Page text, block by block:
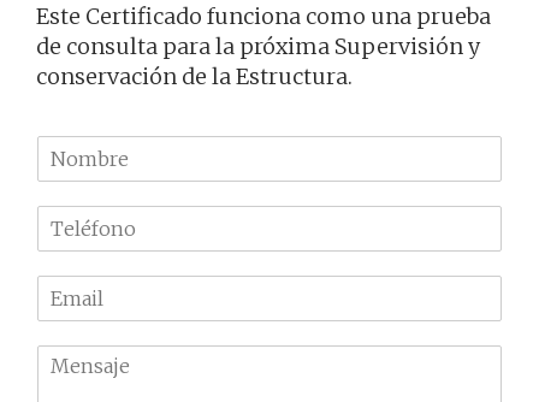
Este Certificado funciona como una prueba
de consulta para la próxima Supervisión y
conservación de la Estructura.
N
o
m
r
e
e
l
f
o
m
a
M